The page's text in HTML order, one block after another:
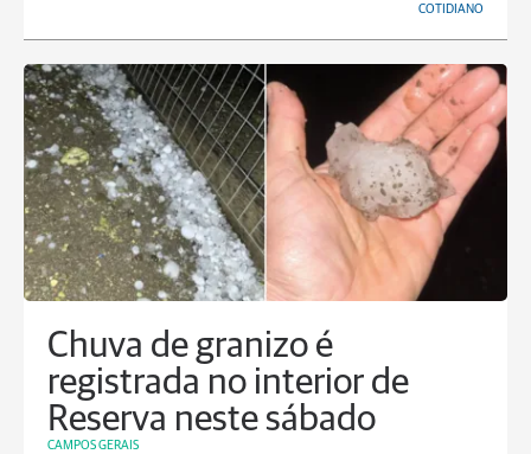
COTIDIANO
Chuva de granizo é
registrada no interior de
Reserva neste sábado
CAMPOS GERAIS